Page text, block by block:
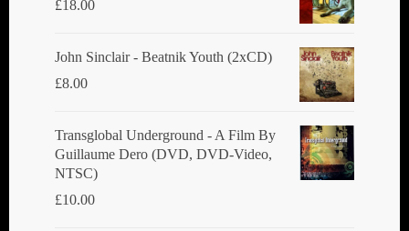
£18.00
John Sinclair - Beatnik Youth (2xCD)
£8.00
Transglobal Underground ‎- A Film By
Guillaume Dero (DVD, DVD-Video,
NTSC)
£10.00